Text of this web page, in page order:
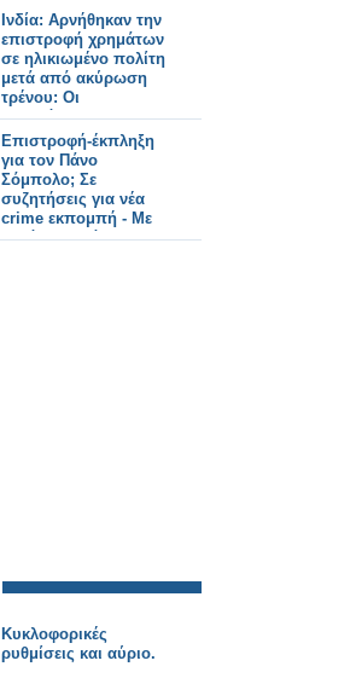
Ινδία: Αρνήθηκαν την
επιστροφή χρημάτων
σε ηλικιωμένο πολίτη
μετά από ακύρωση
τρένου: Οι
σιδηρόδρομοι
διατάχθηκαν να
καταβάλουν
αποζημίωση 25.000
Ρουπίες.
Επιστροφή-έκπληξη
για τον Πάνο
Σόμπολο; Σε
συζητήσεις για νέα
crime εκπομπή - Με
αυτό το κανάλι
Κυκλοφορικές
ρυθμίσεις και αύριο.